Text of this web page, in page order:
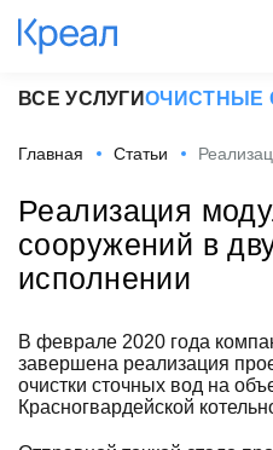
ВСЕ УСЛУГИОЧИСТНЫЕ
Главная Статьи
Реализация
сооружений в
исполнении
В феврале 2020 года
завершена реализация
очистки сточных вод на
Красногвардейской